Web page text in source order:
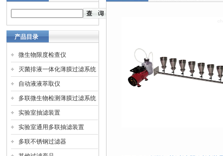
产品目录
微生物限度检查仪
灭菌排液一体化薄膜过滤系统
自动液液萃取仪
多联微生物检测薄膜过滤系统
实验室抽滤装置
实验室通用多联抽滤装置
多联不锈钢过滤器